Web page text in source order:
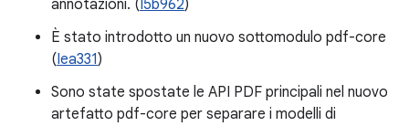
annotazioni. (I5b962)
È stato introdotto un nuovo sottomodulo pdf-core
(Iea331)
Sono state spostate le API PDF principali nel nuovo
artefatto pdf-core per separare i modelli di